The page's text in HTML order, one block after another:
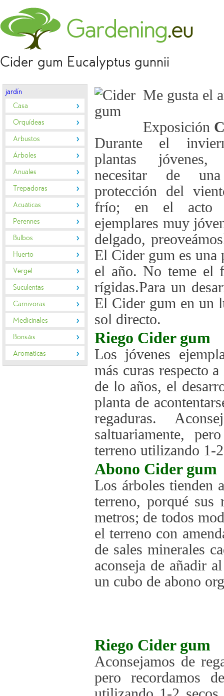
Cider gum Eucalyptus gunnii
jardín
Casa
Orquídeas
Arbustos
Árboles
Anuales
Trepadoras
Acuáticas
Perennes
Bulbos
Huerto
Vergel
Suculentas
Carnívoras
Medicinales
Bonsáis
Aromáticas
Me gusta el
Exposición
Durante el
plantas jóvenes,
necesitar de
protección del
frío; en el acto
ejemplares muy
delgado,
El Cider gum es una
el año. No teme el
rígidas.Para un
El Cider gum en un
sol directo.
Riego Cider gum
Los jóvenes
más curas respecto
de lo años, el
planta de
regaduras.
saltuariamente,
terreno utilizando 1-
Abono Cider gum
Los árboles tienden
terreno, porqué sus
metros; de todos
el terreno con
de sales minerales
aconseja de añadir
un cubo de abono
Riego Cider gum
Aconsejamos de
pero recordamos